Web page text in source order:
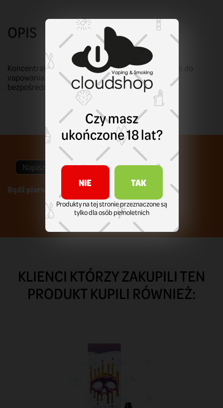
OPIS
Koncentrat do samodzielnego tworzenia mieszanek do
vapowania. Pamiętaj, że koncentraty nie nadają do
bezpośredniego użycia!
Napisz swoją opinię
Bądź pierwszym który napisze recenzję !
KLIENCI KTÓRZY ZAKUPILI TEN
PRODUKT KUPILI RÓWNIEŻ:
Czy masz
ukończone 18 lat?
NIE TAK
Produkty na tej stronie przeznaczone są
tylko dla osób pełnoletnich